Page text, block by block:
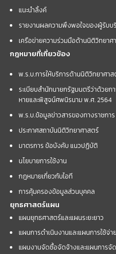
แนะนำลิ้งค์
รายงานผลความพึงพอใจของผู้รับบ
เครือข่ายความร่วมมือด้านนิติวิทยาศ
กฎหมายที่เกี่ยวข้อง
พ.ร.บ.การให้บริการด้านนิติวิทยาศา
ระเบียบสำนักนายกรัฐมนตรีว่าด้วย
หายและพิสูจน์ศพนิรนาม พ.ศ. 2564
พ.ร.บ.ข้อมูลข่าวสารของทางราชกา
ประกาศสถาบันนิติวิทยาศาสตร์
มาตรการ ข้อบังคับ แนวปฏิบัติ
นโยบายการใช้งาน
กฎหมายเกี่ยวกับไอที
การคุ้มครองข้อมูลส่วนบุคคล
ยุทธศาสตร์แผน
แผนยุทธศาสตร์และแผนระยะยาว
แผนการดำเนินงานและแผนการใช้จ่
แผนงานจัดซื้อจัดจ้างและแผนการจั